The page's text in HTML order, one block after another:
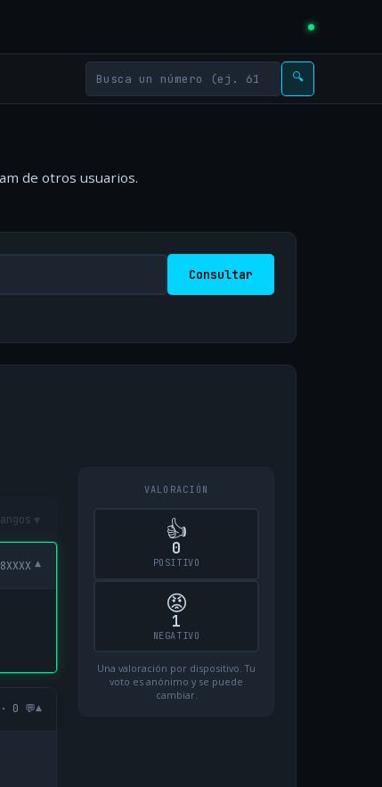
🔍
de otros usuarios.
Consultar
▾
▾
0 💬▾
VALORACIÓN
👍
0
POSITIVO
😡
1
NEGATIVO
Una valoración por dispositivo. Tu
voto es anónimo y se puede
cambiar.